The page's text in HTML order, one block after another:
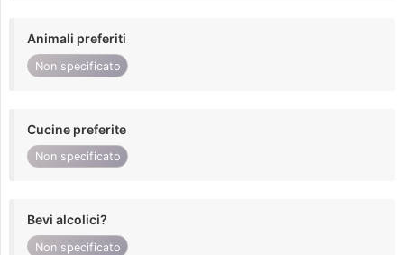
Animali preferiti
Non specificato
Cucine preferite
Non specificato
Bevi alcolici?
Non specificato